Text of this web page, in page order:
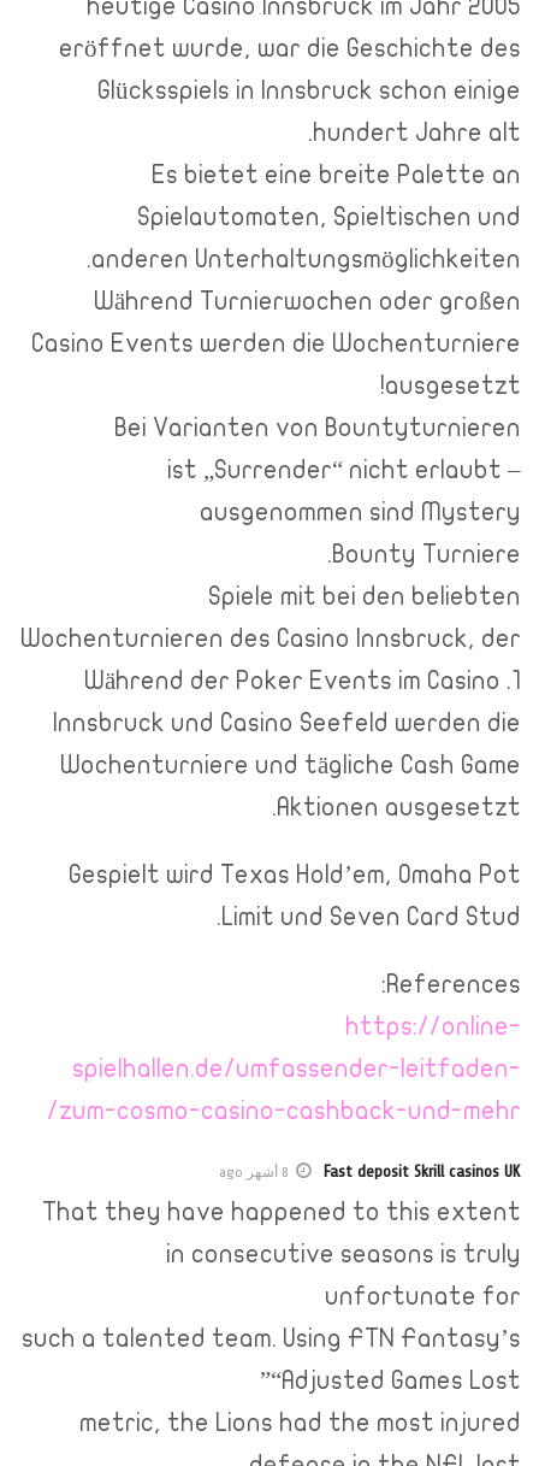
heutige Casino Innsbruck im Jahr 2005
eröffnet wurde, war die Geschichte des
Glücksspiels in Innsbruck schon einige
hundert Jahre alt.
Es bietet eine breite Palette an
Spielautomaten, Spieltischen und
anderen Unterhaltungsmöglichkeiten.
Während Turnierwochen oder großen
Casino Events werden die Wochenturniere
ausgesetzt!
Bei Varianten von Bountyturnieren
ist „Surrender“ nicht erlaubt –
ausgenommen sind Mystery
Bounty Turniere.
Spiele mit bei den beliebten
Wochenturnieren des Casino Innsbruck, der
1. Während der Poker Events im Casino
Innsbruck und Casino Seefeld werden die
Wochenturniere und tägliche Cash Game
Aktionen ausgesetzt.
Gespielt wird Texas Hold’em, Omaha Pot
Limit und Seven Card Stud.
References:
https://online-
spielhallen.de/umfassender-leitfaden-
zum-cosmo-casino-cashback-und-mehr/
Fast deposit Skrill casinos UK 8 أشهر ago
That they have happened to this extent
in consecutive seasons is truly
unfortunate for
such a talented team. Using FTN Fantasy’s
“Adjusted Games Lost”
metric, the Lions had the most injured